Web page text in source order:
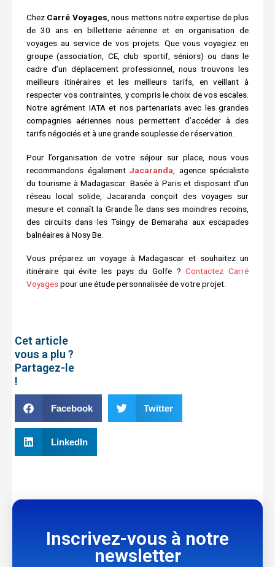
Chez Carré Voyages, nous mettons notre expertise de plus
de 30 ans en billetterie aérienne et en organisation de
voyages au service de vos projets. Que vous voyagiez en
groupe (association, CE, club sportif, séniors) ou dans le
cadre d’un déplacement professionnel, nous trouvons les
meilleurs itinéraires et les meilleurs tarifs, en veillant à
respecter vos contraintes, y compris le choix de vos escales.
Notre agrément IATA et nos partenariats avec les grandes
compagnies aériennes nous permettent d’accéder à des
tarifs négociés et à une grande souplesse de réservation.
Pour l’organisation de votre séjour sur place, nous vous
recommandons également Jacaranda , agence spécialiste
du tourisme à Madagascar. Basée à Paris et disposant d’un
réseau local solide, Jacaranda conçoit des voyages sur
mesure et connaît la Grande Île dans ses moindres recoins,
des circuits dans les Tsingy de Bemaraha aux escapades
balnéaires à Nosy Be.
Vous préparez un voyage à Madagascar et souhaitez un
itinéraire qui évite les pays du Golfe ?Contactez Carré
Voyagespour une étude personnalisée de votre projet.
Cet article
vous a plu ?
Partagez-le
!
Facebook Twitter
LinkedIn
Inscrivez-vous à notre
newsletter